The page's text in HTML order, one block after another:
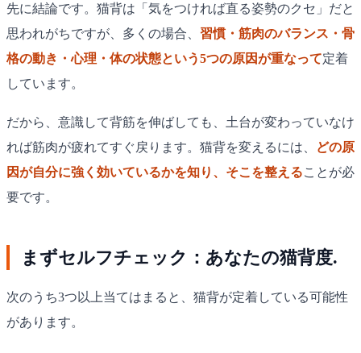
先に結論です。猫背は「気をつければ直る姿勢のクセ」だと
思われがちですが、多くの場合、 習慣・筋肉のバランス・骨
格の動き・心理・体の状態という5つの原因が重なって定着
しています。
だから、意識して背筋を伸ばしても、土台が変わっていなけ
れば筋肉が疲れてすぐ戻ります。猫背を変えるには、
どの原
因が自分に強く効いているかを知り、そこを整えることが必
要です。
まずセルフチェック：あなたの猫背度.
次のうち3つ以上当てはまると、猫背が定着している可能性
があります。